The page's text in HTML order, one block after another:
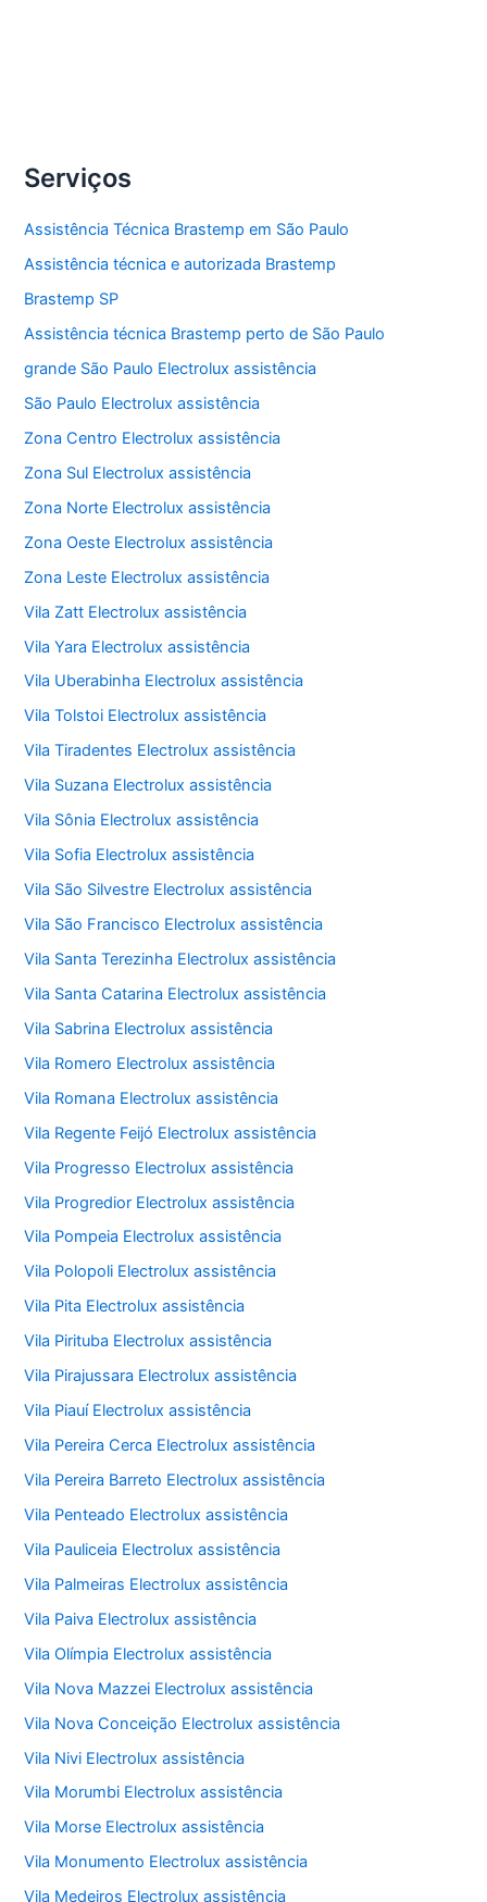
Serviços
Assistência Técnica Brastemp em São Paulo
Assistência técnica e autorizada Brastemp
Brastemp SP
Assistência técnica Brastemp perto de São Paulo
grande São Paulo Electrolux assistência
São Paulo Electrolux assistência
Zona Centro Electrolux assistência
Zona Sul Electrolux assistência
Zona Norte Electrolux assistência
Zona Oeste Electrolux assistência
Zona Leste Electrolux assistência
Vila Zatt Electrolux assistência
Vila Yara Electrolux assistência
Vila Uberabinha Electrolux assistência
Vila Tolstoi Electrolux assistência
Vila Tiradentes Electrolux assistência
Vila Suzana Electrolux assistência
Vila Sônia Electrolux assistência
Vila Sofia Electrolux assistência
Vila São Silvestre Electrolux assistência
Vila São Francisco Electrolux assistência
Vila Santa Terezinha Electrolux assistência
Vila Santa Catarina Electrolux assistência
Vila Sabrina Electrolux assistência
Vila Romero Electrolux assistência
Vila Romana Electrolux assistência
Vila Regente Feijó Electrolux assistência
Vila Progresso Electrolux assistência
Vila Progredior Electrolux assistência
Vila Pompeia Electrolux assistência
Vila Polopoli Electrolux assistência
Vila Pita Electrolux assistência
Vila Pirituba Electrolux assistência
Vila Pirajussara Electrolux assistência
Vila Piauí Electrolux assistência
Vila Pereira Cerca Electrolux assistência
Vila Pereira Barreto Electrolux assistência
Vila Penteado Electrolux assistência
Vila Pauliceia Electrolux assistência
Vila Palmeiras Electrolux assistência
Vila Paiva Electrolux assistência
Vila Olímpia Electrolux assistência
Vila Nova Mazzei Electrolux assistência
Vila Nova Conceição Electrolux assistência
Vila Nivi Electrolux assistência
Vila Morumbi Electrolux assistência
Vila Morse Electrolux assistência
Vila Monumento Electrolux assistência
Vila Medeiros Electrolux assistência